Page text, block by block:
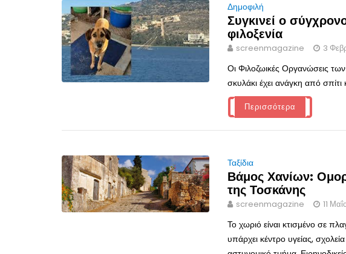
Δημοφιλή
Συγκινεί ο
φιλοξενία
screenmagazine 3
Οι Φιλοζωικές Οργανώσεις
σκυλάκι έχει ανάγκη από σπίτι
Περισσότερα
Ταξίδια
Βάμος Χανίων:
της Τοσκάνης
screenmagazine 11
Το χωριό είναι κτισμένο σε
υπάρχει κέντρο υγείας,